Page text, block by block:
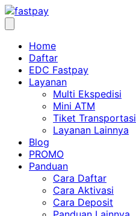
Home
Daftar
EDC Fastpay
Layanan
Multi Ekspedisi
Mini ATM
Tiket Transportasi
Layanan Lainnya
Blog
PROMO
Panduan
Cara Daftar
Cara Aktivasi
Cara Deposit